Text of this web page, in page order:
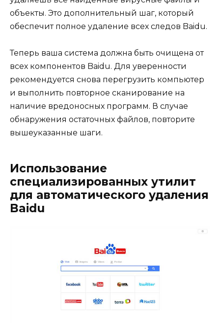
объекты. Это дополнительный шаг, который
обеспечит полное удаление всех следов Baidu.
Теперь ваша система должна быть очищена от
всех компонентов Baidu. Для уверенности
рекомендуется снова перегрузить компьютер
и выполнить повторное сканирование на
наличие вредоносных программ. В случае
обнаружения остаточных файлов, повторите
вышеуказанные шаги.
Использование
специализированных утилит
для автоматического удаления
Baidu